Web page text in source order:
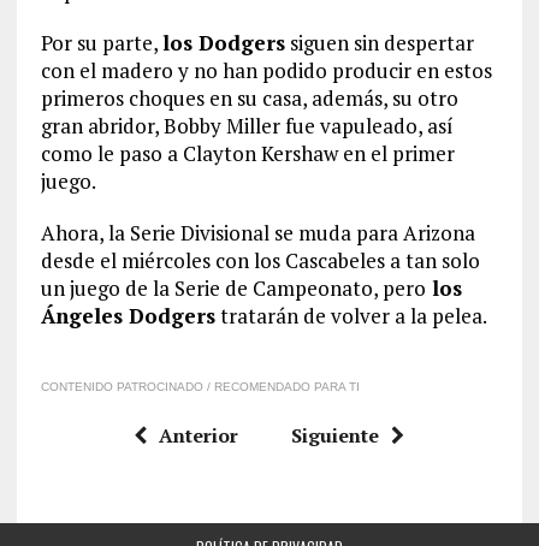
Por su parte,los Dodgerssiguen sin despertar
con el madero y no han podido producir en estos
primeros choques en su casa, además, su otro
gran abridor, Bobby Miller fue vapuleado, así
como le paso a Clayton Kershaw en el primer
juego.
Ahora, la Serie Divisional se muda para Arizona
desde el miércoles con los Cascabeles a tan solo
un juego de la Serie de Campeonato, pero los
Ángeles Dodgerstratarán de volver a la pelea.
CONTENIDO PATROCINADO / RECOMENDADO PARA TI
Anterior Siguiente